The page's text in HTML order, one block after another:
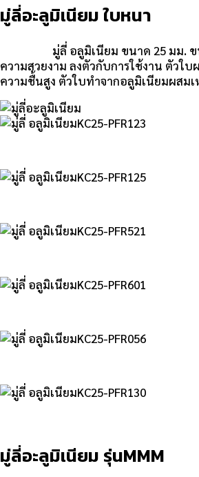
มู่ลี่อะลูมิเนียม ใบหนา
มู่ลี่ อลูมิเนียม ขนาด 25 มม. ขนาดม
ความสวยงาม ลงตัวกับการใช้งาน ตัว
ความชื้นสูง ตัวใบทำจากอลูมิเนียมผสม
มู่ลี่อะลูมิเนียม รุ่นMMM